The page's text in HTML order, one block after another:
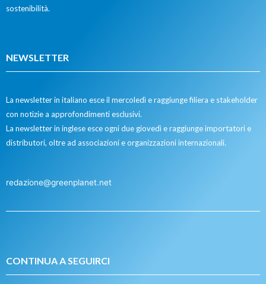
sostenibilità.
NEWSLETTER
La newsletter in italiano esce il mercoledì e raggiunge filiera e stakeholder
con notizie a approfondimenti esclusivi.
La newsletter in inglese esce ogni due giovedì e raggiunge importatori e
distributori, oltre ad associazioni e organizzazioni internazionali.
redazione@greenplanet.net
CONTINUA A SEGUIRCI